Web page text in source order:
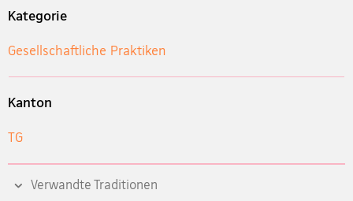
Kategorie
Gesellschaftliche Praktiken
Kanton
TG
Verwandte Traditionen